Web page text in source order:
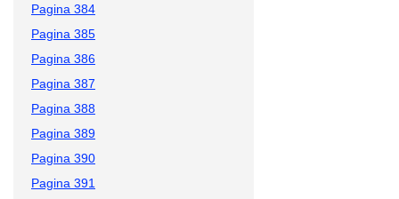
Pagina 384
Pagina 385
Pagina 386
Pagina 387
Pagina 388
Pagina 389
Pagina 390
Pagina 391